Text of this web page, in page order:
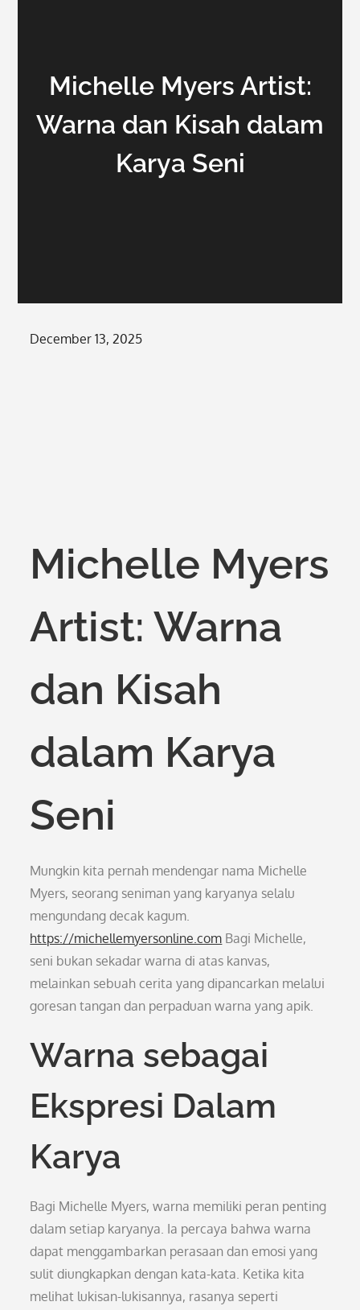
Michelle Myers Artist:
Warna dan Kisah dalam
Karya Seni
Posted
December 13, 2025
Michelle Myers
Artist: Warna
dan Kisah
dalam Karya
Seni
Mungkin kita pernah mendengar nama Michelle
Myers, seorang seniman yang karyanya selalu
mengundang decak kagum.
https://michellemyersonline.com Bagi Michelle,
seni bukan sekadar warna di atas kanvas,
melainkan sebuah cerita yang dipancarkan melalui
goresan tangan dan perpaduan warna yang apik.
Warna sebagai
Ekspresi Dalam
Karya
Bagi Michelle Myers, warna memiliki peran penting
dalam setiap karyanya. Ia percaya bahwa warna
dapat menggambarkan perasaan dan emosi yang
sulit diungkapkan dengan kata-kata. Ketika kita
melihat lukisan-lukisannya, rasanya seperti